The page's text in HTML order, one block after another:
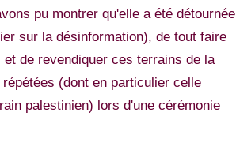
pu montrer qu'elle a été détournée
sur la désinformation), de tout faire
de revendiquer ces terrains de la
(dont en particulier celle
palestinien) lors d'une cérémonie